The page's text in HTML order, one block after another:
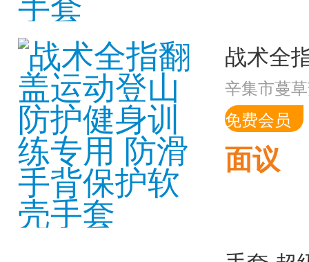
辛集市蔓
免费会员
面议